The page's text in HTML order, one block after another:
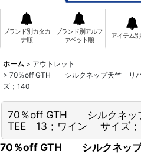
ブランド別カタカ
ナ順
ブランド別アルフ
ァベット順
アイテム
ホーム > アウトレット
> 70％off GTH シルクネップ天竺 リ
ズ；140
70％off GTH シルクネッ
TEE 13；ワイン サイズ
70％off GTH シルクネッ